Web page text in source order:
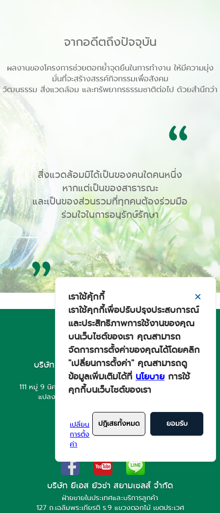
จากอดีตถึงปัจจุบัน
ผลงานของโครงการช่วยตอกย้ำจุดยืนในการทำงาน ให้มีความมุ่ง
มั่นที่จะสร้างสรรค์กิจกรรมเพื่อสังคม
วัฒนธรรม สิ่งแวดล้อม และทรัพยากรธรรมชาติต่อไป ด้วยสำนึกว่า
สิ่งแวดล้อมมิได้เป็นของคนใดคนหนึ่ง
หากแต่เป็นของสาธารณะ
และเป็นของส่วนรวมที่ทุกคนต้องร่วมมือ
ร่วมใจในการอนุรักษ์รักษา
บริษัท ยีเอส ยัวซ่า สยาม อินดัสตรีส์ จำกัด
ฝ่ายการผลิตและส่งออก
111 หมู่ 9 นิคมอุตสาหกรรม เกตเวย์ ซิตี้ ตำบลหัวสำโรง อำเภอ
แปลงยาว จังหวัดฉะเชิงเทรา 24190 ประเทศไทย
แฟกซ์ : +66 3857 5737
ติดต่อ
บริษัท ยีเอส ยัวซ่า สยามเซลส์ จำกัด
ฝ่ายขายในประเทศและบริการลูกค้า
127 ถ.เฉลิมพระเกียรติ ร.9 แขวงดอกไม้ เขตประเวศ
✕
เราใช้คุ้กกี้
เราใช้คุกกี้เพื่อปรับปรุงประสบการณ์
และประสิทธิภาพการใช้งานของคุณ
บนเว็บไซต์ของเรา คุณสามารถ
จัดการการตั้งค่าของคุณได้โดยคลิก
"เปลี่ยนการตั้งค่า" คุณสามารถดู
ข้อมูลเพิ่มเติมได้ที่ นโยบาย การใช้
คุกกี้บนเว็บไซต์ของเรา
เปลี่ยน
การตั้ง
ค่า
ปฎิเสธทั้งหมด ยอมรับ